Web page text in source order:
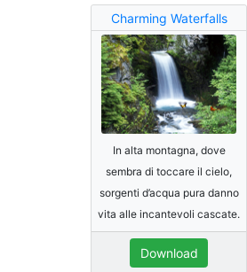
Charming Waterfalls
In alta montagna, dove
sembra di toccare il cielo,
sorgenti d’acqua pura danno
vita alle incantevoli cascate.
Download